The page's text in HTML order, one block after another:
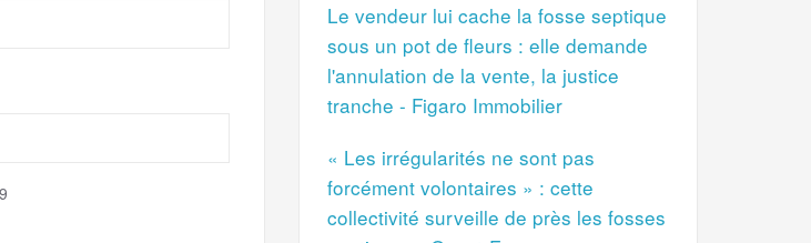
Le vendeur lui cache la fosse septique
sous un pot de fleurs : elle demande
l'annulation de la vente, la justice
tranche - Figaro Immobilier
« Les irrégularités ne sont pas
forcément volontaires » : cette
collectivité surveille de près les fosses